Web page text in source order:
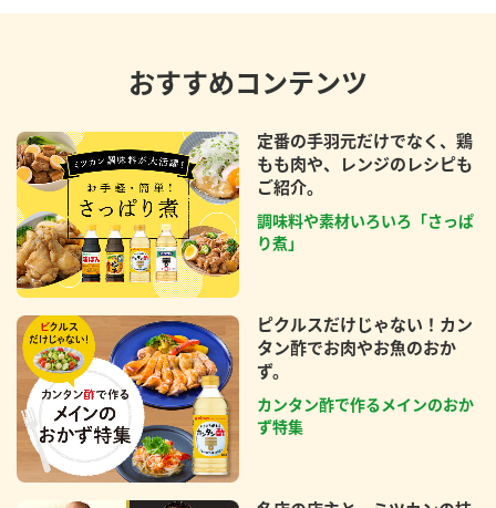
おすすめコンテンツ
定番の手羽元だけでなく、鶏
もも肉や、レンジのレシピも
ご紹介。
調味料や素材いろいろ「さっぱ
り煮」
ピクルスだけじゃない！カン
タン酢でお肉やお魚のおか
ず。
カンタン酢で作るメインのおか
ず特集